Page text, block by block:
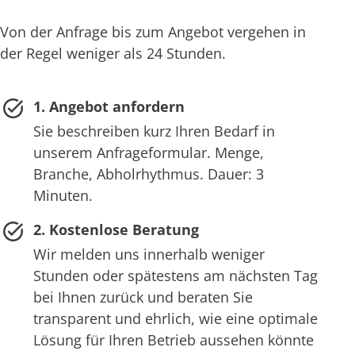
Von der Anfrage bis zum Angebot vergehen in
der Regel weniger als 24 Stunden.
1. Angebot anfordern
Sie beschreiben kurz Ihren Bedarf in
unserem Anfrageformular. Menge,
Branche, Abholrhythmus. Dauer: 3
Minuten.
2. Kostenlose Beratung
Wir melden uns innerhalb weniger
Stunden oder spätestens am nächsten Tag
bei Ihnen zurück und beraten Sie
transparent und ehrlich, wie eine optimale
Lösung für Ihren Betrieb aussehen könnte